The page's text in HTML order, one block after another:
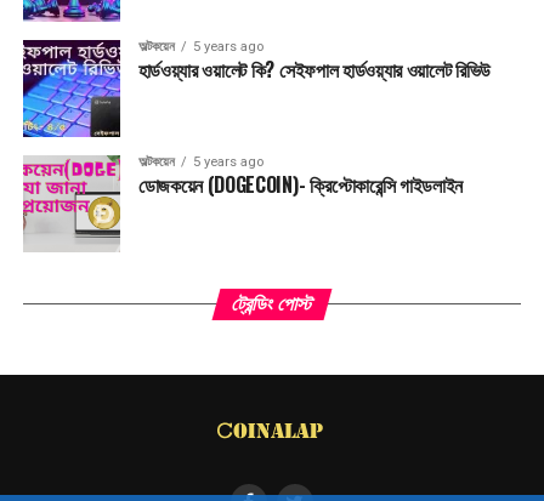
অল্টকয়েন 5 years ago
হার্ডওয়্যার ওয়ালেট কি? সেইফপাল হার্ডওয়্যার ওয়ালেট রিভিউ
অল্টকয়েন 5 years ago
ডোজকয়েন (DOGECOIN)- ক্রিপ্টোকারেন্সি গাইডলাইন
ট্রেন্ডিং পোস্ট